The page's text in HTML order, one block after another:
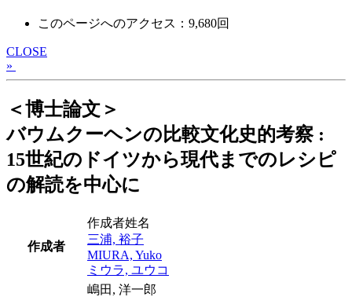
このページへのアクセス：9,680回
CLOSE
»
＜博士論文＞
バウムクーヘンの比較文化史的考察 :
15世紀のドイツから現代までのレシピ
の解読を中心に
作成者
作成者姓名
三浦, 裕子
MIURA, Yuko
ミウラ, ユウコ
嶋田, 洋一郎